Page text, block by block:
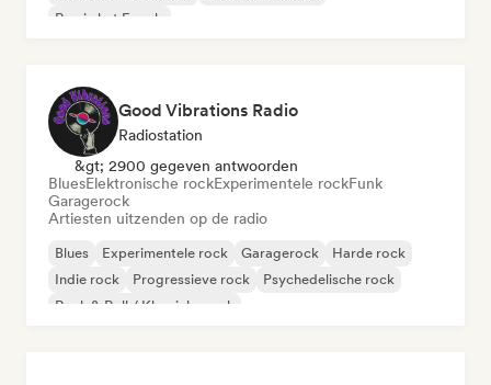
Rap in het Engels
Good Vibrations Radio
Radiostation
&gt; 2900 gegeven antwoorden
BluesElektronische rockExperimentele rockFunk
Garagerock
Artiesten uitzenden op de radio
Blues Experimentele rock Garagerock
Harde rock
Indie rock
Progressieve rock
Psychedelische rock
Rock & Roll / Klassieke rock